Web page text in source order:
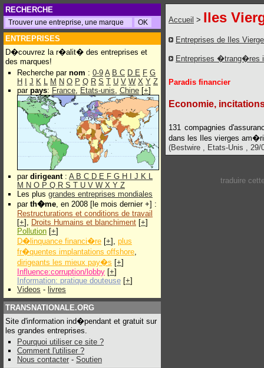
RECHERCHE
ENTREPRISES
D�couvrez la r�alit� des entreprises et
des marques!
Recherche par nom : 0-9 A B C D E F G
H
J K L M N O P Q R S T U V W X Y Z
par pays: France, Etats-unis, Chine [+]
par dirigeant: A B C D E F G H J K L
M N O P Q R S T U V W X Y Z
Les plus grandes entreprises mondiales
par th�me, en 2008 [le mois dernier +] :
Restructurations et conditions de travail
[+], Droits Humains et blanchiment [+]
Pollution [+]
D�linquance financi�re [+], plus
fr�quentes implantations offshore,
dirigeants les mieux pay�s [+]
Influence:corruption/lobby [+]
Information: pratique douteuse [+]
Videos - livres
TRANSNATIONALE.ORG
Site d'information ind�pendant et gratuit sur
les grandes entreprises.
Pourquoi utiliser ce site ?
Comment l'utiliser ?
Nous contacter - Soutien
Accueil > Iles
Entreprises de Iles
Entreprises �trang�res
Paradis financier
Economie,
131 compagnies
dans les Iles vierges
(Bestwire , Etats-Unis , 29/
traduire